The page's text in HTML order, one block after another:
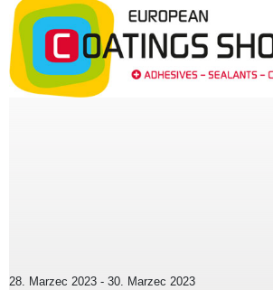
28. Marzec 2023 - 30. Marzec 2023